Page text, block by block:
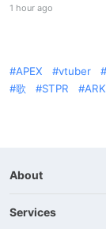
1 hour ago
APEX vtuber
歌
STPR ARK
About
Services